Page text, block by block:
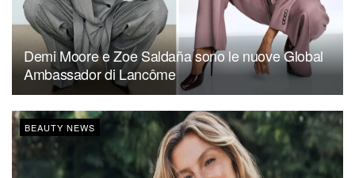
Demi Moore e Zoe Saldaña sono le nuove Global
Ambassador di Lancôme
BEAUTY NEWS